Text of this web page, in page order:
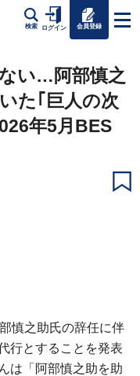
検索 ログイン 会員登録
い…阿部慎之
た｢巨人の次
年5月BES
慎之助氏の辞任に伴
行とすることを発表
は「阿部慎之助を助